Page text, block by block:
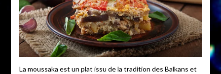
La moussaka est un plat issu de la tradition des Balkans et